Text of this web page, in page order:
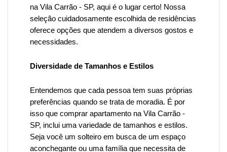
na Vila Carrão - SP, aqui é o lugar certo! Nossa
seleção cuidadosamente escolhida de residências
oferece opções que atendem a diversos gostos e
necessidades.
Diversidade de Tamanhos e Estilos
Entendemos que cada pessoa tem suas próprias
preferências quando se trata de moradia. É por
isso que comprar apartamento na Vila Carrão -
SP, inclui uma variedade de tamanhos e estilos.
Seja você um solteiro em busca de um espaço
aconchegante ou uma família que necessita de